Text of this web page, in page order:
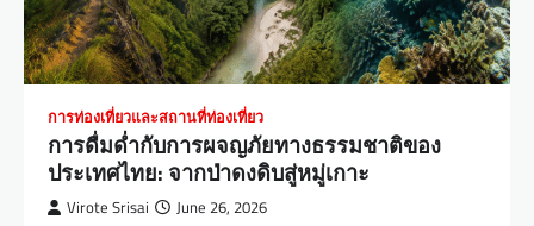
การท่องเที่ยวและสถานที่ท่องเที่ยว
การดื่มด่ำกับการผจญภัยทางธรรมชาติของ
ประเทศไทย: จากป่าดงดิบสู่หมู่เกาะ
Virote Srisai June 26, 2026